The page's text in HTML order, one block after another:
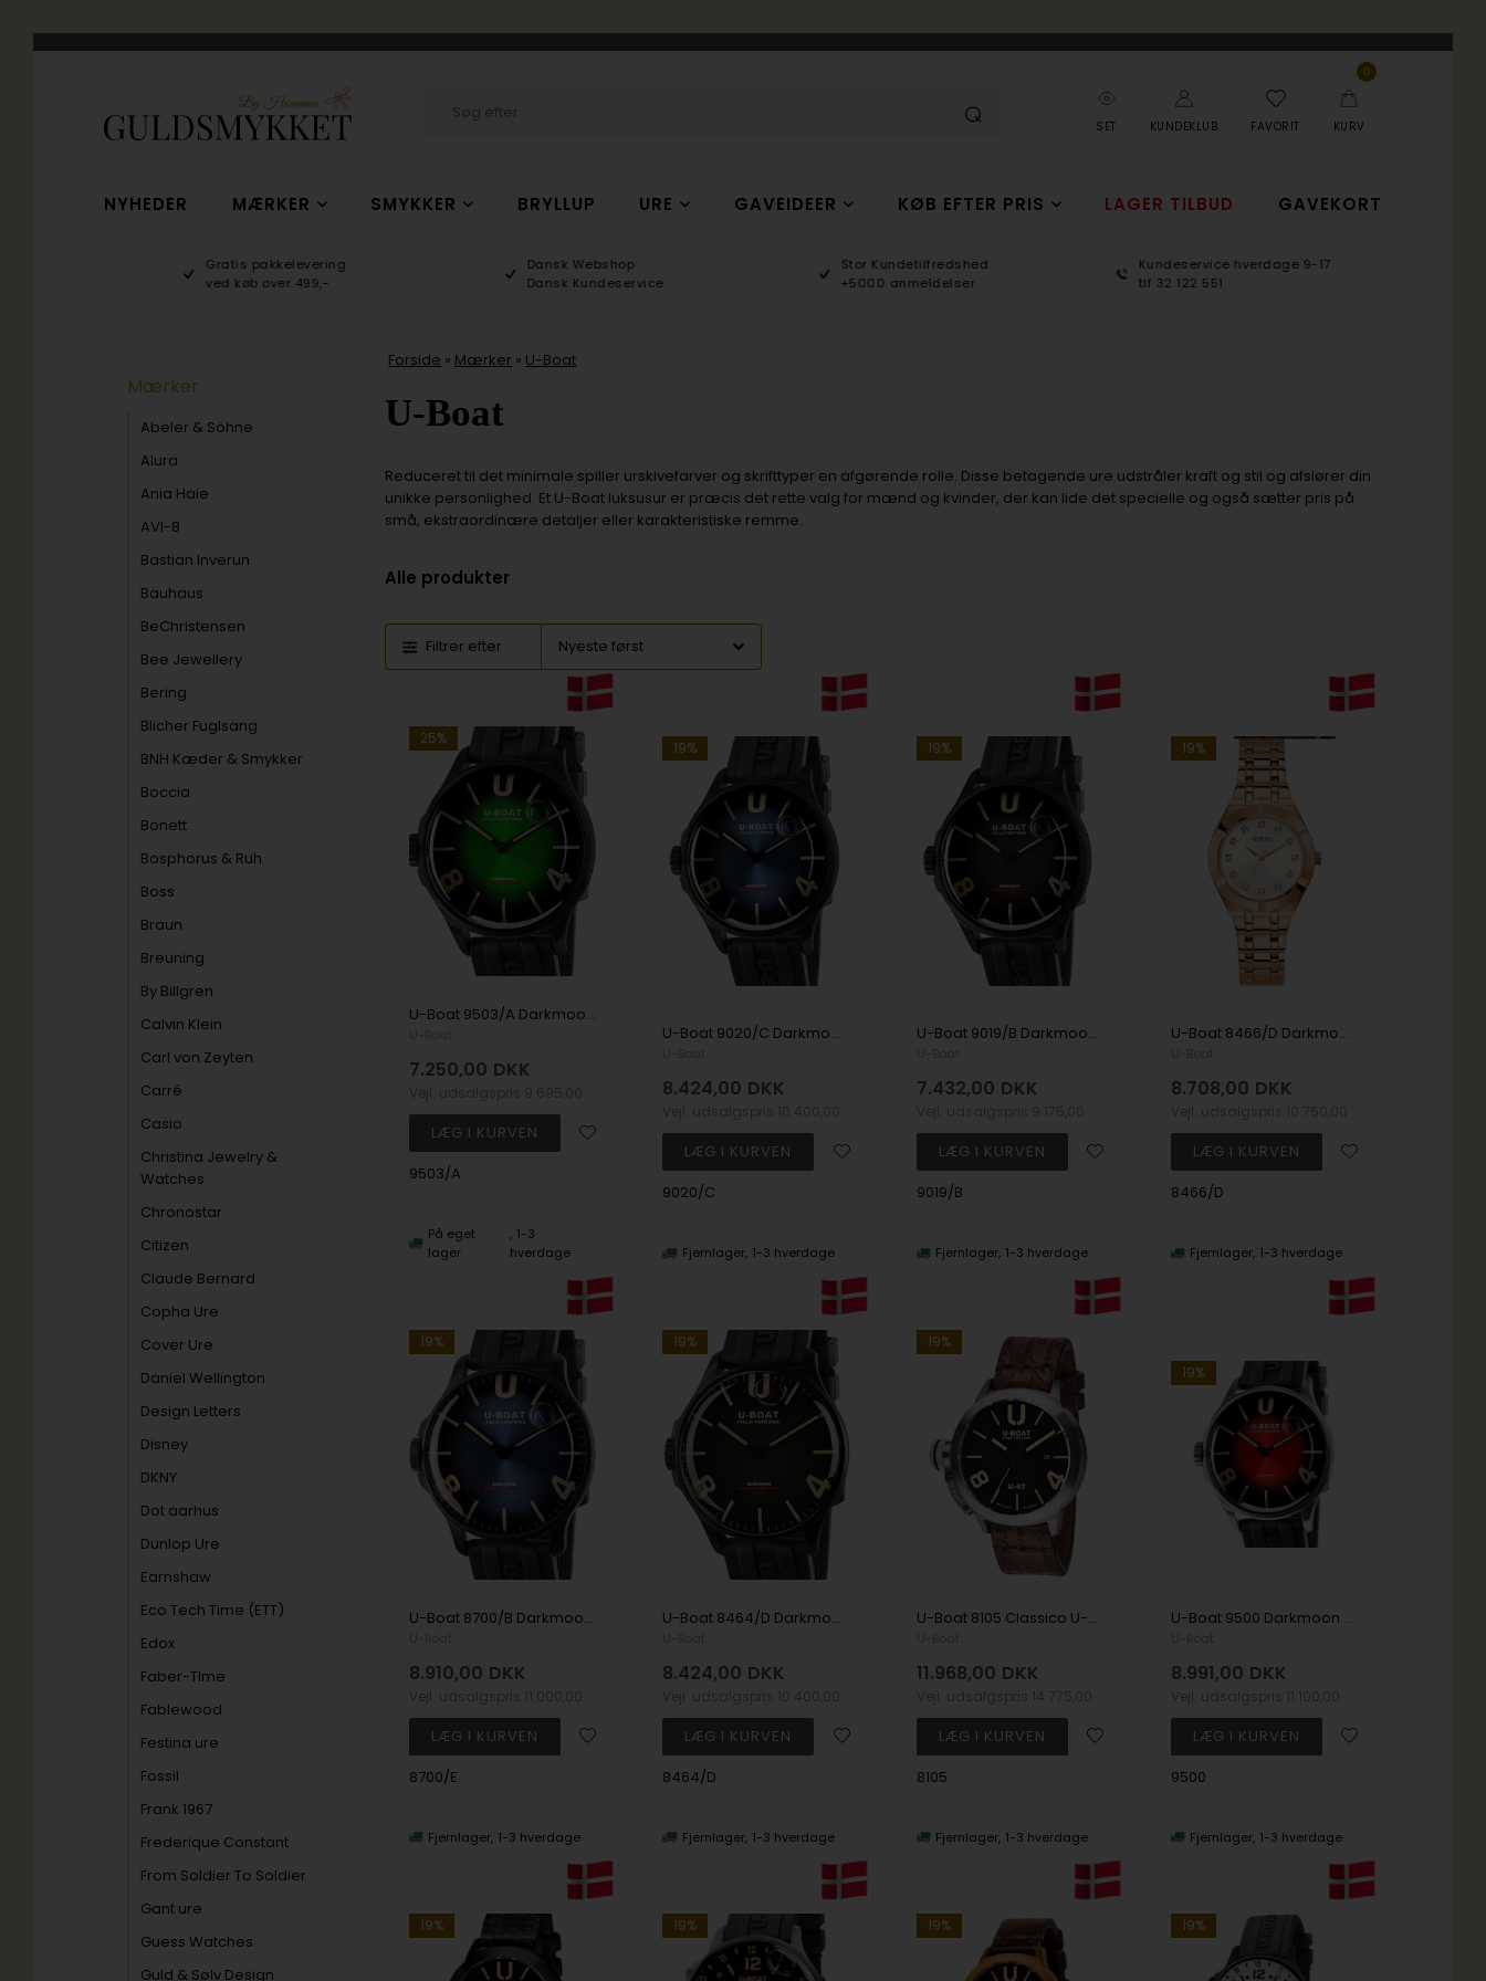
SET KUNDEKLUB FAVORIT
0
KURV
NYHEDER MÆRKER SMYKKER BRYLLUP URE GAVEIDEER KØB EFTER PRIS LAGER TILBUD GAVEKORT
Gratis pakkelevering
ved køb over 499,-
Dansk Webshop
Dansk Kundeservice
Stor Kundetilfredshed
+5000 anmeldelser
Kundeservice hverdage 9-17
tlf 32 122 551
Mærker
Abeler & Söhne
Alura
Ania Haie
AVI-8
Bastian Inverun
Bauhaus
BeChristensen
Bee Jewellery
Bering
Blicher Fuglsang
BNH Kæder & Smykker
Boccia
Bonett
Bosphorus & Ruh
Boss
Braun
Breuning
By Billgren
Calvin Klein
Carl von Zeyten
Carré
Casio
Christina Jewelry &
Watches
Chronostar
Citizen
Claude Bernard
Copha Ure
Cover Ure
Daniel Wellington
Design Letters
Disney
DKNY
Dot aarhus
Dunlop Ure
Earnshaw
Eco Tech Time (ETT)
Edox
Faber-TIme
Fablewood
Festina ure
Fossil
Frank 1967
Frederique Constant
From Soldier To Soldier
Gant ure
Guess Watches
Guld & Sølv Design
Forside » Mærker » U-Boat
U-Boat
Reduceret til det minimale spiller urskivefarver og skrifttyper en afgørende rolle. Disse betagende ure udstråler kraft og stil og afslører din
unikke personlighed. Et U-Boat luksusur er præcis det rette valg for mænd og kvinder, der kan lide det specielle og også sætter pris på
små, ekstraordinære detaljer eller karakteristiske remme.
Alle produkter
Filtrer efter
25%
U-Boat 9503/A Darkmoon Green PVD Soleil herreur 40mm 5ATM
7.250,00 DKK
9503/A
På eget
lager
1-3
hverdage
19%
U-Boat 9020/C Darkmoon 40mm IPB 5ATM
8.424,00 DKK
9020/C
Fjernlager 1-3 hverdage
19%
U-Boat 9019/B Darkmoon 40mm IPB 5ATM
7.432,00 DKK
9019/B
Fjernlager 1-3 hverdage
19%
U-Boat 8466/D Darkmoon Red IPB 44mm 5ATM
8.708,00 DKK
8466/D
Fjernlager 1-3 hverdage
19%
U-Boat 8700/B Darkmoon Blue IPB Soleil 44mm 5ATM
8.910,00 DKK
8700/E
Fjernlager 1-3 hverdage
19%
U-Boat 8464/D Darkmoon 44mm IPB 5ATM
8.424,00 DKK
8464/D
Fjernlager 1-3 hverdage
19%
U-Boat 8105 Classico U-47 Automatic 47mm 100M
11.968,00 DKK
8105
Fjernlager 1-3 hverdage
19%
U-Boat 9500 Darkmoon Red SS Soleil Mens Watch 40mm 5ATM
8.991,00 DKK
9500
Fjernlager 1-3 hverdage
19% 19% 19% 19%